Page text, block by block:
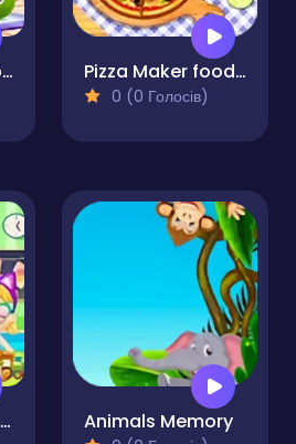
Organize The Alphabet Pizza Maker food Cooking Games
0 (0 Голосів)
Mike And Mia 1st Day At School Animals Memory